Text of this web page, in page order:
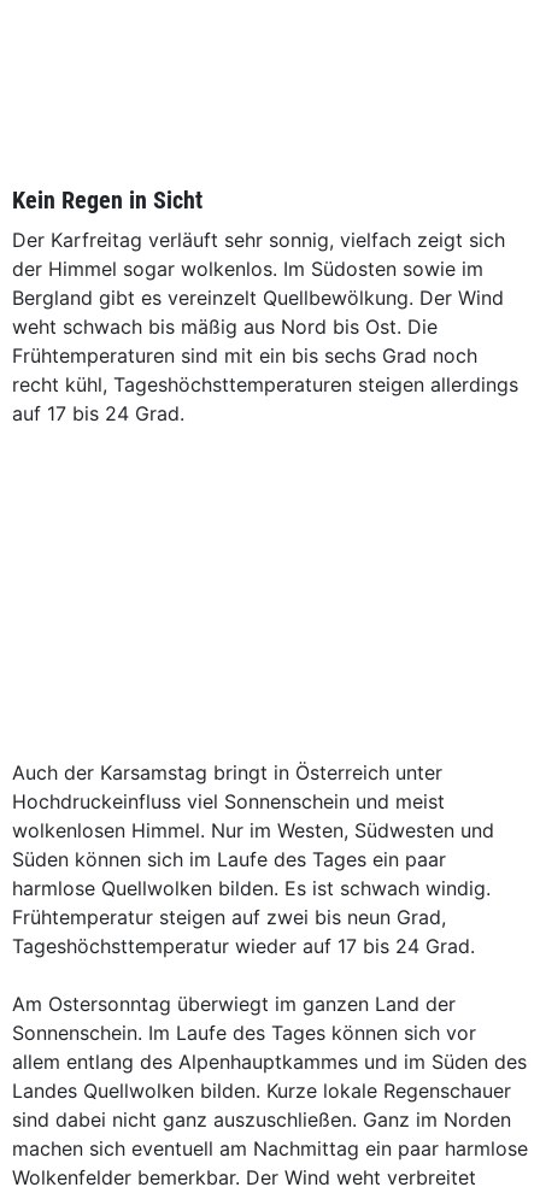
Kein Regen in Sicht
Der Karfreitag verläuft sehr sonnig, vielfach zeigt sich
der Himmel sogar wolkenlos. Im Südosten sowie im
Bergland gibt es vereinzelt Quellbewölkung. Der Wind
weht schwach bis mäßig aus Nord bis Ost. Die
Frühtemperaturen sind mit ein bis sechs Grad noch
recht kühl, Tageshöchsttemperaturen steigen allerdings
auf 17 bis 24 Grad.
Auch der Karsamstag bringt in Österreich unter
Hochdruckeinfluss viel Sonnenschein und meist
wolkenlosen Himmel. Nur im Westen, Südwesten und
Süden können sich im Laufe des Tages ein paar
harmlose Quellwolken bilden. Es ist schwach windig.
Frühtemperatur steigen auf zwei bis neun Grad,
Tageshöchsttemperatur wieder auf 17 bis 24 Grad.
Am Ostersonntag überwiegt im ganzen Land der
Sonnenschein. Im Laufe des Tages können sich vor
allem entlang des Alpenhauptkammes und im Süden des
Landes Quellwolken bilden. Kurze lokale Regenschauer
sind dabei nicht ganz auszuschließen. Ganz im Norden
machen sich eventuell am Nachmittag ein paar harmlose
Wolkenfelder bemerkbar. Der Wind weht verbreitet